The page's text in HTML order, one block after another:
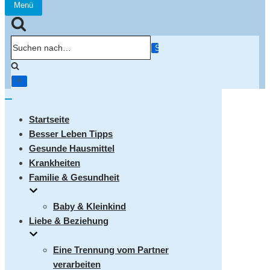
Menü
Navigation
umschalten
Startseite
Besser Leben Tipps
Gesunde Hausmittel
Krankheiten
Familie & Gesundheit
Baby & Kleinkind
Liebe & Beziehung
Eine Trennung vom Partner
verarbeiten